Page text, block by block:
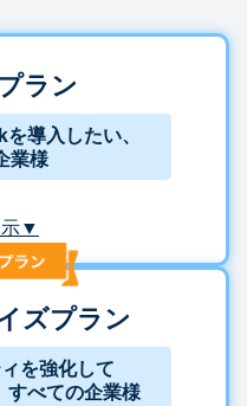
ラン
導入したい、
業様
▼
ズプラン
を強化して
べての企業様